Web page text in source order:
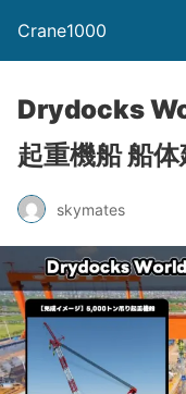
Crane1000
Drydocks
起重機船 船
skymates